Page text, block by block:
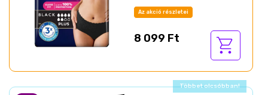
Az akció részletei
8 099 Ft
Ajándék akció!